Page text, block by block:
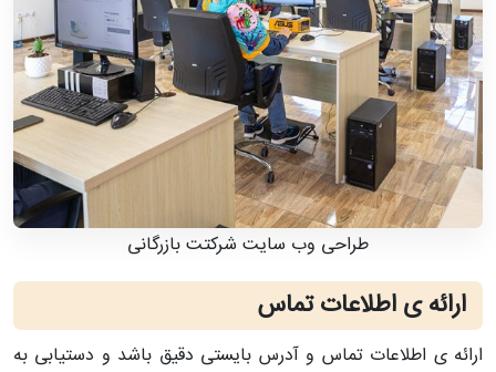
طراحی وب سایت شرکتت بازرگانی
ارائه ی اطلاعات تماس
ارائه ی اطلاعات تماس و آدرس بایستی دقیق باشد و دستیابی به